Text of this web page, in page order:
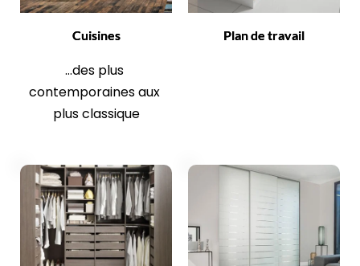
Cuisines
...des plus
contemporaines aux
plus classique
Plan de travail